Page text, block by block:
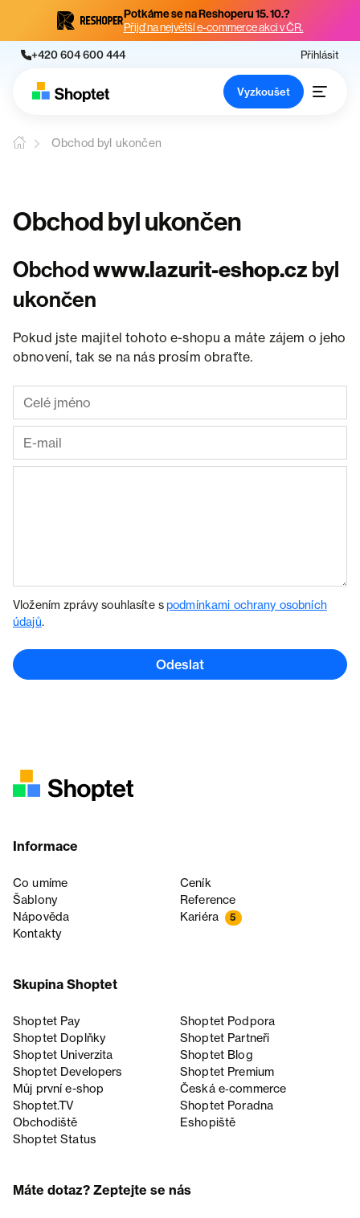
Potkáme se na Reshoperu 15. 10.?
Přijď na největší e-commerce akci v ČR.
+420 604 600 444 Přihlásit
Vyzkoušet
Obchod byl ukončen
Obchod byl ukončen
Obchodwww.lazurit-eshop.cz byl
ukončen
Pokud jste majitel tohoto e-shopu a máte zájem o jeho
obnovení, tak se na nás prosím obraťte.
Vložením zprávy souhlasíte spodmínkami ochrany osobních
údajů.
Odeslat
Informace
Co umíme
Ceník
Šablony
Reference
Nápověda
Kariéra 5
Kontakty
Skupina Shoptet
Shoptet Pay
Shoptet Podpora
Shoptet Doplňky
Shoptet Partneři
Shoptet Univerzita
Shoptet Blog
Shoptet Developers
Shoptet Premium
Můj první e-shop
Česká e‑commerce
Shoptet.TV
Shoptet Poradna
Obchodiště
Eshopiště
Shoptet Status
Máte dotaz? Zeptejte se nás